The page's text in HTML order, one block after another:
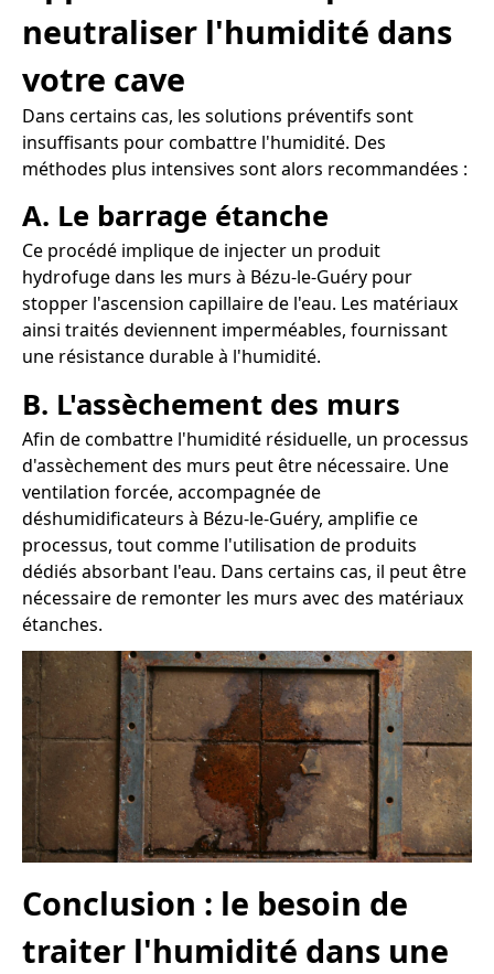
neutraliser l'humidité dans
votre cave
Dans certains cas, les solutions préventifs sont
insuffisants pour combattre l'humidité. Des
méthodes plus intensives sont alors recommandées :
A. Le barrage étanche
Ce procédé implique de injecter un produit
hydrofuge dans les murs à Bézu-le-Guéry pour
stopper l'ascension capillaire de l'eau. Les matériaux
ainsi traités deviennent imperméables, fournissant
une résistance durable à l'humidité.
B. L'assèchement des murs
Afin de combattre l'humidité résiduelle, un processus
d'assèchement des murs peut être nécessaire. Une
ventilation forcée, accompagnée de
déshumidificateurs à Bézu-le-Guéry, amplifie ce
processus, tout comme l'utilisation de produits
dédiés absorbant l'eau. Dans certains cas, il peut être
nécessaire de remonter les murs avec des matériaux
étanches.
Conclusion : le besoin de
traiter l'humidité dans une